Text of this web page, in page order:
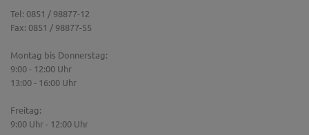
Tel: 0851 / 98877-12
Fax: 0851 / 98877-55
Montag bis Donnerstag:
9:00 - 12:00 Uhr
13:00 - 16:00 Uhr
Freitag:
9:00 Uhr - 12:00 Uhr